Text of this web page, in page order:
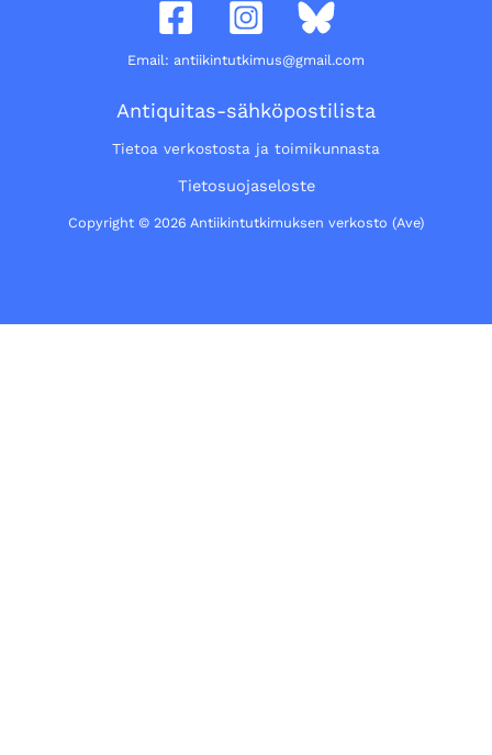
Email: antiikintutkimus@gmail.com
Antiquitas-sähköpostilista
Tietoa verkostosta ja toimikunnasta
Tietosuojaseloste
Copyright © 2026 Antiikintutkimuksen verkosto (Ave)